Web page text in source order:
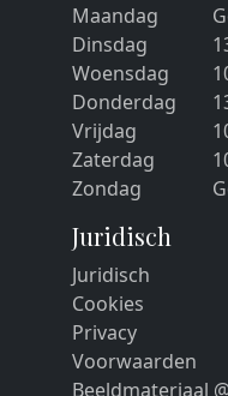
Maandag
Dinsdag
Woensdag
Donderdag
Vrijdag
Zaterdag
Zondag
Juridisch
Juridisch
Cookies
Privacy
Voorwaarden
Beeldmateriaal